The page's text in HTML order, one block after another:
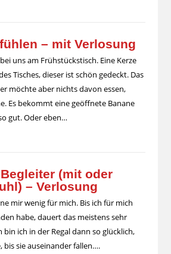
– mit Verlosung
uns am Frühstückstisch. Eine Kerze
Tisches, dieser ist schön gedeckt. Das
möchte aber nichts davon essen,
Es bekommt eine geöffnete Banane
gut. Oder eben…
(mit oder
– Verlosung
mir wenig für mich. Bis ich für mich
habe, dauert das meistens sehr
bin ich in der Regal dann so glücklich,
bis sie auseinander fallen….